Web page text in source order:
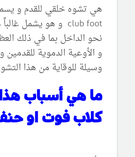
هي تشوه خلقي للقدم و
club foot و هو يشمل غالباً
نحو الداخل بما في ذلك
و الأوعية الدموية للقدمين
وسيلة للوقاية من هذا
ما هي أسباب
كلاب فوت او